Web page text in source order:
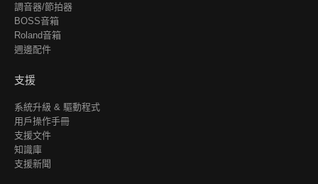
調音器/節拍器
BOSS音箱
Roland音箱
週邊配件
支援
系統升級 & 驅動程式
用戶操作手冊
支援文件
知識庫
支援新聞